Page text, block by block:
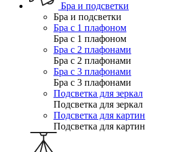
Бра и подсветки
Бра и подсветки
Бра с 1 плафоном
Бра с 1 плафоном
Бра с 2 плафонами
Бра с 2 плафонами
Бра с 3 плафонами
Бра с 3 плафонами
Подсветка для зеркал
Подсветка для зеркал
Подсветка для картин
Подсветка для картин